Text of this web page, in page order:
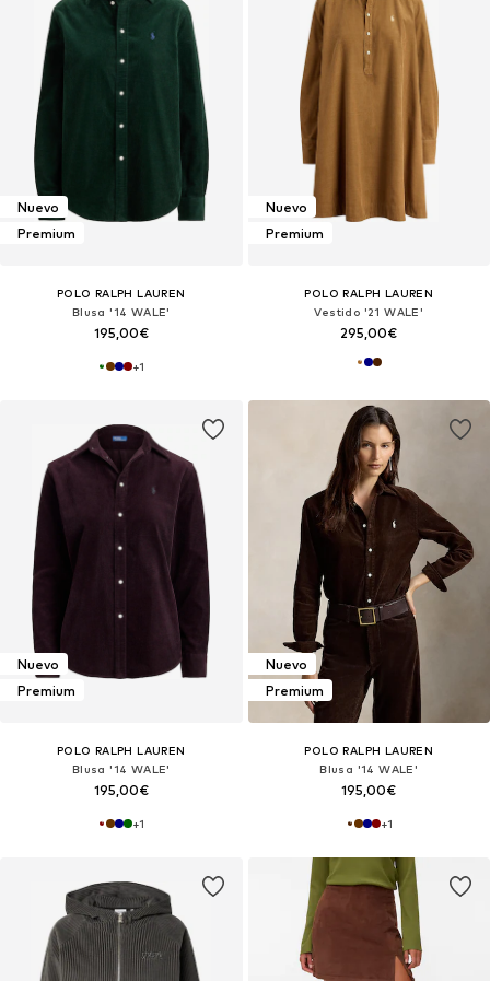
Nuevo
Premium
POLO RALPH LAUREN
Blusa '14 WALE'
195,00€
+1
Nuevo
Premium
POLO RALPH LAUREN
Vestido '21 WALE'
295,00€
Nuevo
Premium
POLO RALPH LAUREN
Blusa '14 WALE'
195,00€
+1
Nuevo
Premium
POLO RALPH LAUREN
Blusa '14 WALE'
195,00€
+1